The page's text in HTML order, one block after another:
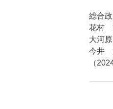
総合
花村
大河
今井
（